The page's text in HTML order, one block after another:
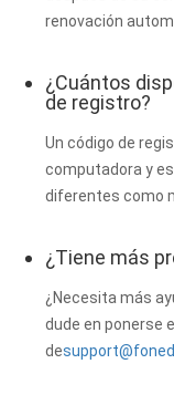
renovación
¿Cuántos
de registro?
Un código de
computadora y
diferentes como
¿Tiene más
¿Necesita más
dude en ponerse
de